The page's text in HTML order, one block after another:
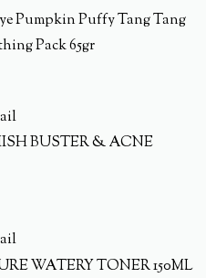
Pumpkin Puffy Tang Tang
Pack 65gr
BUSTER & ACNE
WATERY TONER 150ML